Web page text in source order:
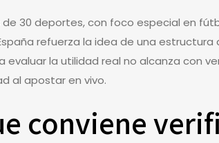
30 deportes, con foco especial en
refuerza la idea de una
la utilidad real no alcanza con
al apostar en vivo.
conviene